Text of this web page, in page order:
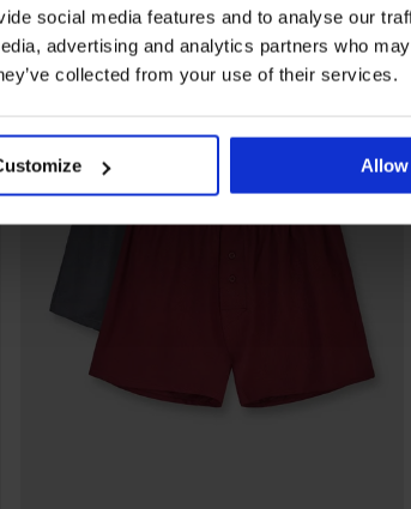
social media features and to analyse our
advertising and analytics partners who
collected from your use of their services.
Allow